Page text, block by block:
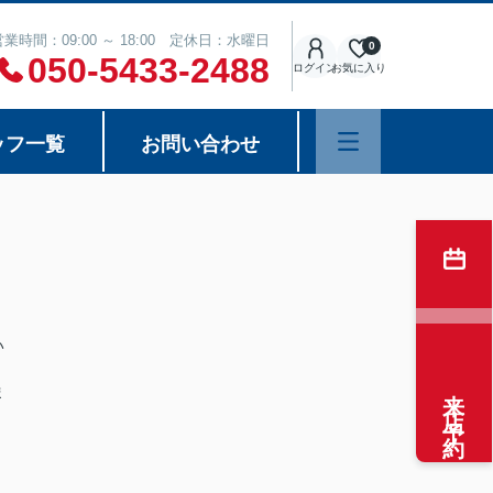
業時間：09:00 ～ 18:00 定休日：水曜日
050-5433-2488 ログインお気に入り
0
フ一覧 お問い合わせ
来店予約